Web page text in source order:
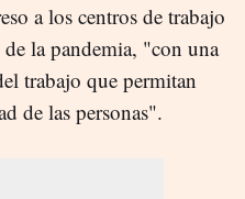
a los centros de trabajo
la pandemia, "con una
trabajo que permitan
de las personas".